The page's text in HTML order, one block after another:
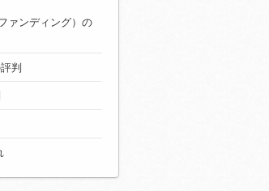
ァンディング）の
判